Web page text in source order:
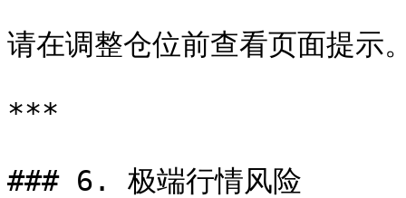
请在调整仓位前查看页面提示
***
### 6. 极端行情风险